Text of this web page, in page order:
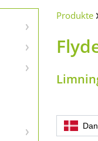
Produkte